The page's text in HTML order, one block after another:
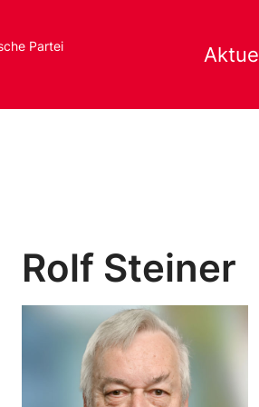
Partei
Rolf Steiner